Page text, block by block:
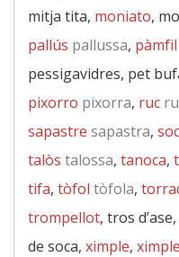
mitja tita, moniato,
pallús pallussa, pàmfil
pessigavidres, pet
pixorro pixorra, ruc
sapastre sapastra,
talòs talossa, tanoca,
tifa, tòfol tòfola,
trompellot, tros
de soca, ximple,